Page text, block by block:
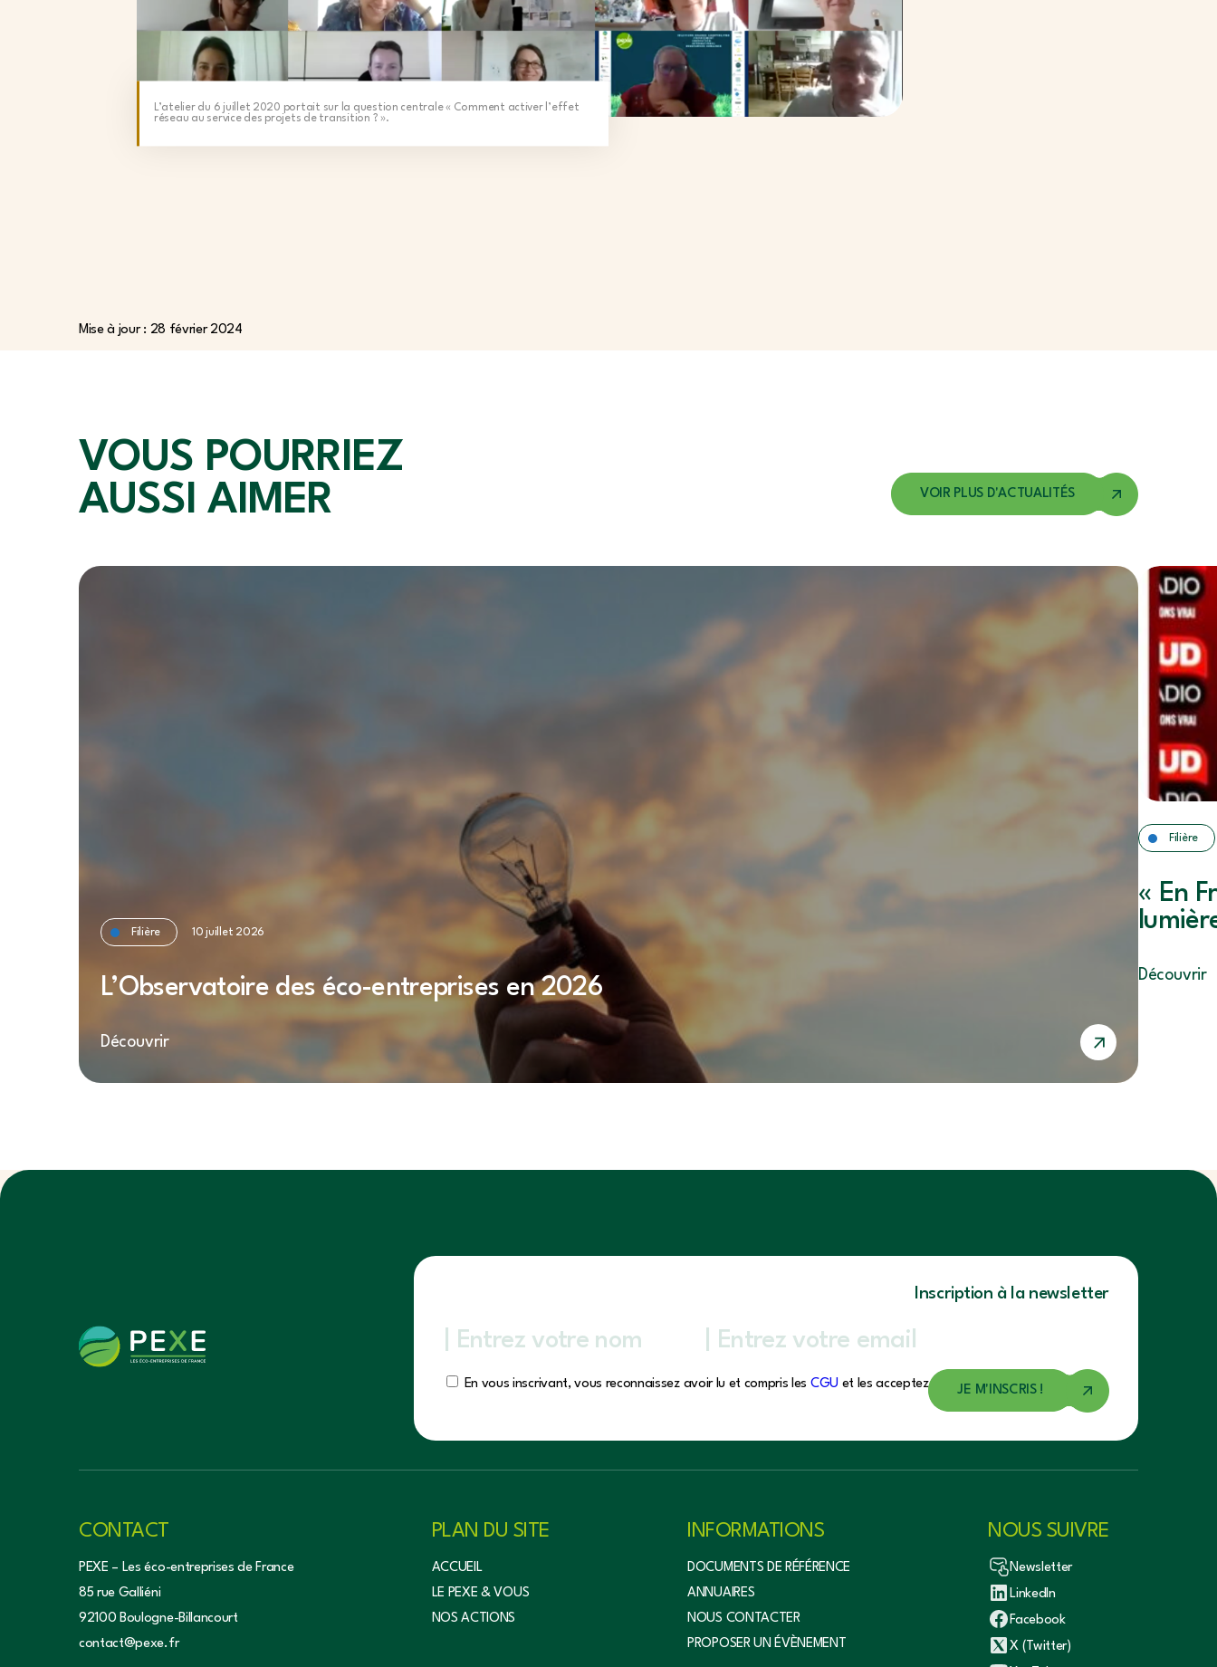
L’atelier du 6 juillet 2020 portait sur la question centrale « Comment activer l’effet
réseau au service des projets de transition ? ».
Mise à jour : 28 février 2024
VOUS POURRIEZ
AUSSI AIMER
VOIR PLUS D'ACTUALITÉS
Filière 10 juillet 2026
L’Observatoire des éco-entreprises en 2026
Découvrir
Filière
« En
Découvrir
Inscription à la newsletter
En vous inscrivant, vous reconnaissez avoir lu et compris les CGU et les acceptez.
CONTACT
PEXE – Les éco-entreprises de France
85 rue Galliéni
92100 Boulogne-Billancourt
contact@pexe.fr
PLAN DU SITE
ACCUEIL
LE PEXE & VOUS
NOS ACTIONS
INFORMATIONS
DOCUMENTS DE RÉFÉRENCE
ANNUAIRES
NOUS CONTACTER
PROPOSER UN ÉVÈNEMENT
NOUS SUIVRE
Newsletter
LinkedIn
Facebook
X (Twitter)